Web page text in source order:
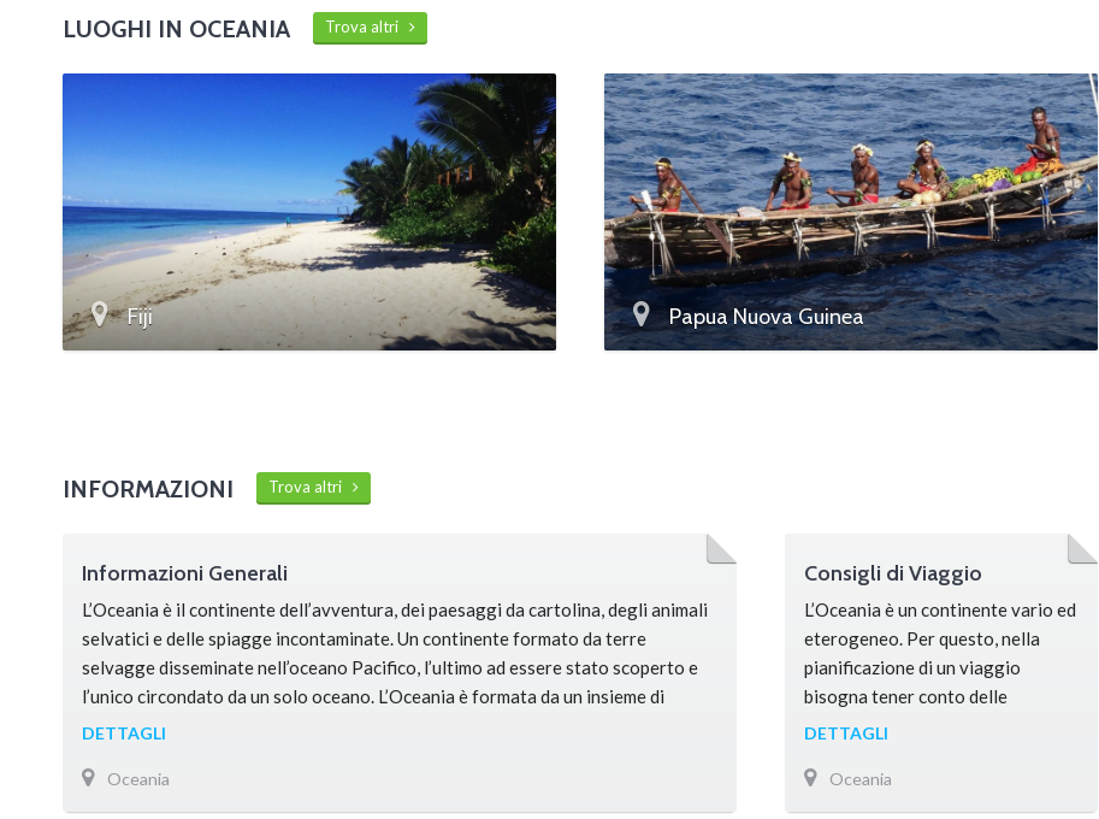
LUOGHI IN OCEANIA Trova altri
Fiji Papua Nuova Guinea
INFORMAZIONI Trova altri
Informazioni Generali
L’Oceania è il continente dell’avventura, dei paesaggi da cartolina, degli animali
selvatici e delle spiagge incontaminate. Un continente formato da terre
selvagge disseminate nell’oceano Pacifico, l’ultimo ad essere stato scoperto e
l’unico circondato da un solo oceano. L’Oceania è formata da un insieme di
territori disposti disordinatamente nell’oceano Pacifico: Australia, Nuova
DETTAGLI
Oceania
Consigli di Viaggio
L’Oceania è un continente vario ed
eterogeneo. Per questo, nella
pianificazione di un viaggio
bisogna tener conto delle
specifiche caratteristiche del
là della meta prescelta, alcuni
accorgimenti possono rendere
DETTAGLI
Oceania